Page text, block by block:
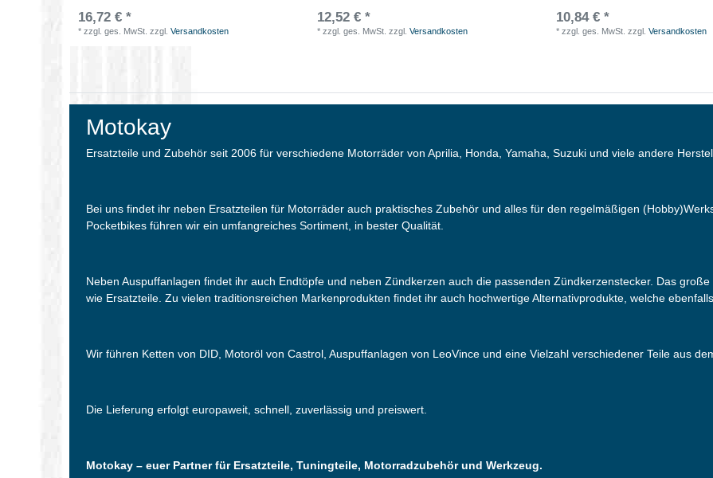
16,72 € *
*zzgl. ges. MwSt. zzgl.Versandkosten
12,52 € *
*zzgl. ges. MwSt. zzgl.Versandkosten
10,84 € *
*zzgl. ges. MwSt. zzgl.Versandkosten
Motokay
Ersatzteile und Zubehör seit 2006 für verschiedene Motorräder von Aprilia, Honda, Yamaha, Suzuki und viele andere
Bei uns findet ihr neben Ersatzteilen für Motorräder auch praktisches Zubehör und alles für den regelmäßigen
Pocketbikes führen wir ein umfangreiches Sortiment, in bester Qualität.
Neben Auspuffanlagen findet ihr auch Endtöpfe und neben Zündkerzen auch die passenden Zündkerzenstecker. Das
wie Ersatzteile. Zu vielen traditionsreichen Markenprodukten findet ihr auch hochwertige Alternativprodukte, welche
Wir führen Ketten von DID, Motoröl von Castrol, Auspuffanlagen von LeoVince und eine Vielzahl verschiedener Teile aus
Die Lieferung erfolgt europaweit, schnell, zuverlässig und preiswert.
Motokay – euer Partner für Ersatzteile, Tuningteile, Motorradzubehör und Werkzeug.